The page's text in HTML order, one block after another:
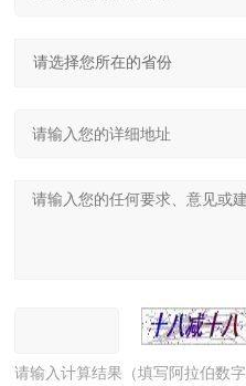
请输入计算结果（填写阿拉伯数